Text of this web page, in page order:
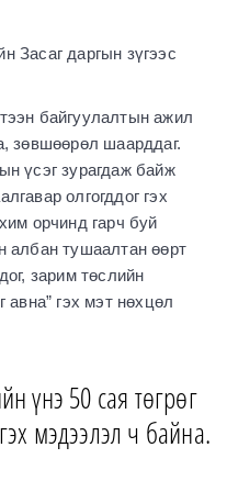
Засаг даргын зүгээс
байгуулалтын ажил
зөвшөөрөл шаарддаг.
үсэг зурагдаж байж
олгогддог гэх
орчинд гарч буй
албан тушаалтан өөрт
зарим төслийн
авна” гэх мэт нөхцөл
үнэ 50 сая төгрөг
мэдээлэл ч байна.